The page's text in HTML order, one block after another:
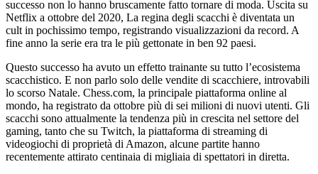
successo non lo hanno bruscamente fatto tornare di moda. Uscita su
Netflix a ottobre del 2020, La regina degli scacchi è diventata un
cult in pochissimo tempo, registrando visualizzazioni da record. A
fine anno la serie era tra le più gettonate in ben 92 paesi.
Questo successo ha avuto un effetto trainante su tutto l’ecosistema
scacchistico. E non parlo solo delle vendite di scacchiere, introvabili
lo scorso Natale. Chess.com, la principale piattaforma online al
mondo, ha registrato da ottobre più di sei milioni di nuovi utenti. Gli
scacchi sono attualmente la tendenza più in crescita nel settore del
gaming, tanto che su Twitch, la piattaforma di streaming di
videogiochi di proprietà di Amazon, alcune partite hanno
recentemente attirato centinaia di migliaia di spettatori in diretta.